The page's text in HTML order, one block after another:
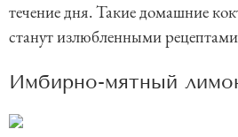
течение дня. Такие домашние
станут излюбленными
Имбирно-мятный